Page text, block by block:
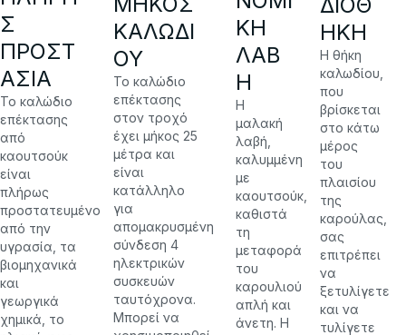
Σ
ΠΡΟΣΤ
ΑΣΊΑ
Το καλώδιο
επέκτασης
από
καουτσούκ
είναι
πλήρως
προστατευμένο
από την
υγρασία, τα
βιομηχανικά
και
γεωργικά
χημικά, το
ΚΑΛΩΔΊ
ΟΥ
Το καλώδιο
επέκτασης
στον τροχό
έχει μήκος 25
μέτρα και
είναι
κατάλληλο
για
απομακρυσμένη
σύνδεση 4
ηλεκτρικών
συσκευών
ταυτόχρονα.
Μπορεί να
ΚΉ
ΛΑΒ
Ή
Η
μαλακή
λαβή,
καλυμμένη
με
καουτσούκ,
καθιστά
τη
μεταφορά
του
καρουλιού
απλή και
άνετη. Η
ΉΚΗ
Η θήκη
καλωδίου,
που
βρίσκεται
στο κάτω
μέρος
του
πλαισίου
της
καρούλας,
σας
επιτρέπει
να
ξετυλίγετε
και να
τυλίγετε